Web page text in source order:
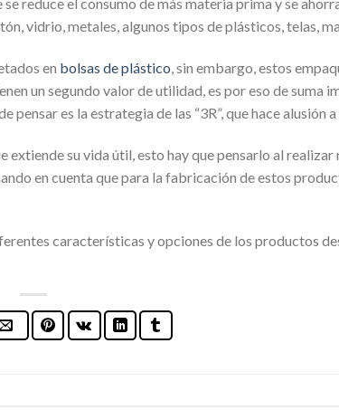
vidrio, metales, algunos tipos de plásticos, telas,
en bolsas de plástico , sin embargo, estos
un segundo valor de utilidad, es por eso de suma
pensar es la estrategia de las “3R”, que hace
su vida útil, esto hay que pensarlo al realizar
en cuenta que para la fabricación de estos
características y opciones de los productos